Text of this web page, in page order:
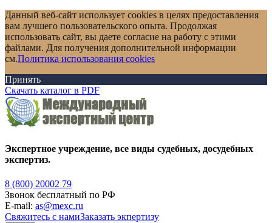
Данный веб-сайт использует cookies в целях предоставления
вам лучшего пользовательского опыта. Продолжая
использовать сайт, вы даете согласие на работу с этими
файлами. Для получения дополнительной информации
см.Политика использования cookies
Принять
Скачать каталог в PDF
Экспертное учреждение, все виды судебных, досудебных
экспертиз.
8 (800) 20002 79
Звонок бесплатный по РФ
E-mail: as@mexc.ru
Свяжитесь с намиЗаказать экпертизу